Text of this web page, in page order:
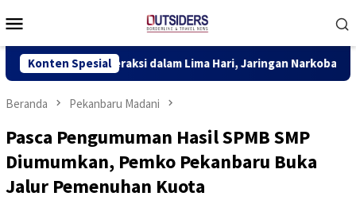
ke
Mobile
Konten Spesial
dalam Lima Hari, Jaringan Narkoba Digagalkan TNI AL di
Beranda Pekanbaru Madani
Pasca Pengumuman Hasil SPMB SMP
Diumumkan, Pemko Pekanbaru Buka
Jalur Pemenuhan Kuota